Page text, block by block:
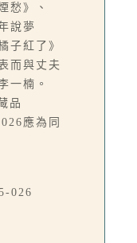
愁》、
說夢
子紅了》
而與丈夫
一楠。
品
應為同
026